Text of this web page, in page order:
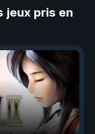
jeux pris en